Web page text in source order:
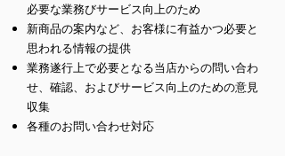
必要な業務びサービス向上のため
新商品の案内など、お客様に有益かつ必要と
思われる情報の提供
業務遂行上で必要となる当店からの問い合わ
せ、確認、およびサービス向上のための意見
収集
各種のお問い合わせ対応